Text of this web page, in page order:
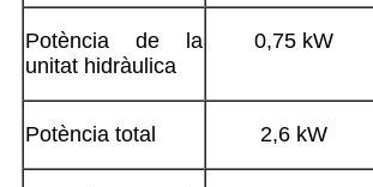
Potència de la
unitat hidràulica
0,75 kW
Potència total 2,6 kW